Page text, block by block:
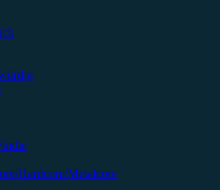
Hardcore/Metalcore